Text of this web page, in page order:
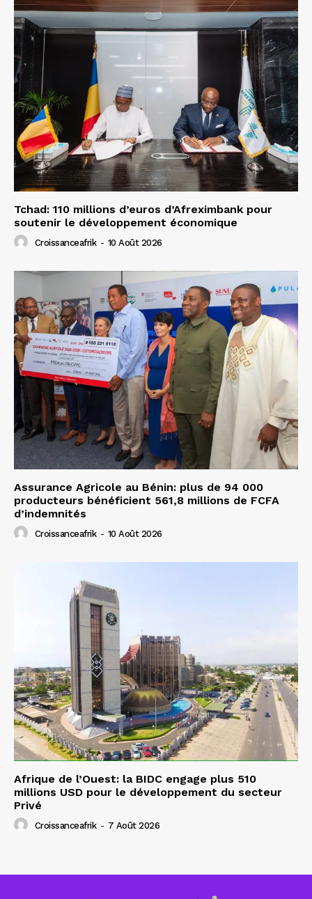
Tchad: 110 millions d’euros d’Afreximbank pour
soutenir le développement économique
Croissanceafrik - 10 Août 2026
Assurance Agricole au Bénin: plus de 94 000
producteurs bénéficient 561,8 millions de FCFA
d’indemnités
Croissanceafrik - 10 Août 2026
Afrique de l’Ouest: la BIDC engage plus 510
millions USD pour le développement du secteur
Privé
Croissanceafrik - 7 Août 2026